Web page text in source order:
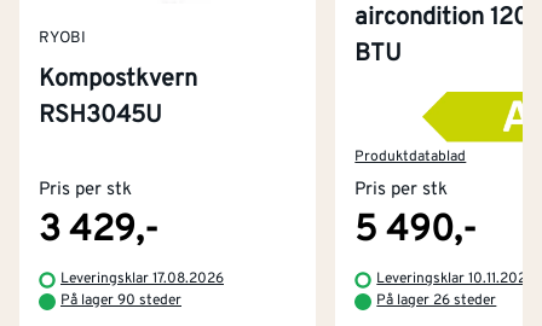
RYOBI
Kompostkvern
RSH3045U
Pris per stk
3 429,-
Leveringsklar 17.08.2026
På lager 90 steder
aircondition
BTU
Produktdatablad
Pris per stk
5 490,-
Leveringsklar 10.11.2026
På lager 26 steder
Kjøpsbetingelser
Tjenester
Montér Klubb
Byggevarehus og åpningstider
Prismatch